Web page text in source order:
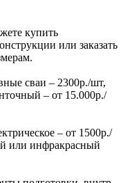
купить
или заказать
сваи – 2300р./шт,
– от 15.000р./
– от 1500р./
или инфракрасный